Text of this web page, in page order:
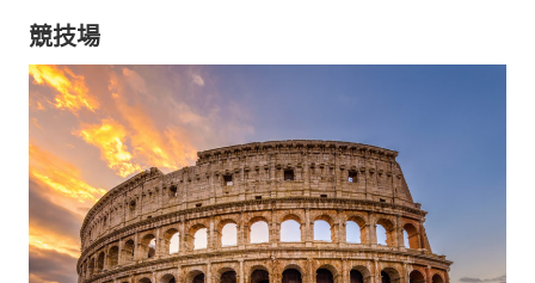
競技場